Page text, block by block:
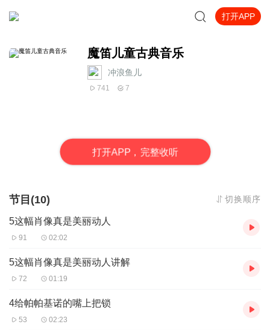
打开APP
魔笛儿童古典音乐
冲浪鱼儿
741 7
打开APP，完整收听
节目(10) 切换顺序
5这幅肖像真是美丽动人
91 02:02
5这幅肖像真是美丽动人讲解
72 01:19
4给帕帕基诺的嘴上把锁
53 02:23